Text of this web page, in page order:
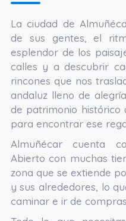
La ciudad de
de sus gentes, el
esplendor de los
calles y a descubrir
rincones que nos
andaluz lleno de
de patrimonio histórico
para encontrar ese
Almuñécar cuenta
Abierto con muchas
zona que se extiende
y sus alrededores, lo
caminar e ir de